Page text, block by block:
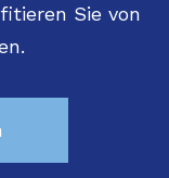
Sie von